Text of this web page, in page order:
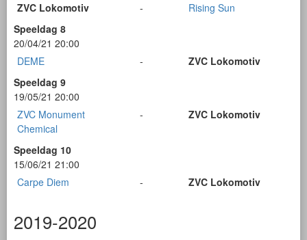
ZVC Lokomotiv
-
Rising Sun
Speeldag 8
20/04/21 20:00
DEME
-
ZVC Lokomotiv
Speeldag 9
19/05/21 20:00
ZVC Monument
Chemical
- ZVC Lokomotiv
Speeldag 10
15/06/21 21:00
Carpe Diem
- ZVC Lokomotiv
2019-2020